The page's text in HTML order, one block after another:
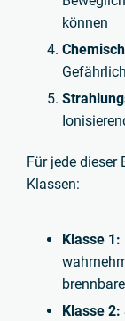
können
Für jede dieser
Klassen:
Klasse 1:
Klasse 2: